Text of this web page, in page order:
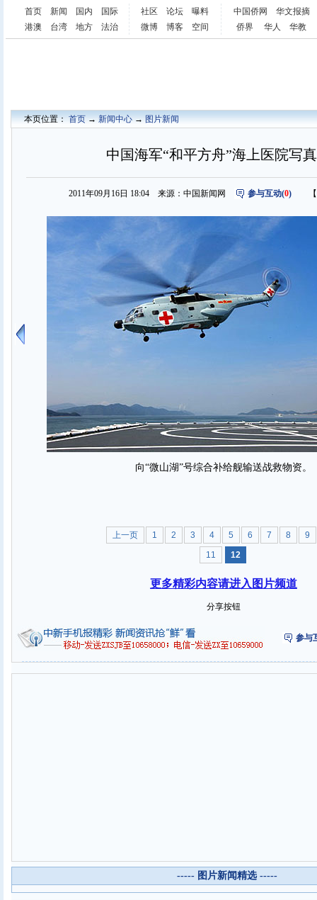
首页 新闻 国内
国际
港澳
台湾 地方 法治
社区 论坛
曝料
微博
博客 空间
中国侨网
华文报摘
侨界
华人 华教
本页位置：首页→新闻中心→图片新闻
中国海军“和平方舟”海上医院写
2011年09月16日 18:04 来源：中国新闻网 参与互动(0) 【
向“微山湖”号综合补给舰输送战救物资。
上一页 1 2 3 4 5 6 7 8
9
11
12
更多精彩内容请进入图片频道
分享按钮
参与
----- 图片新闻精选 -----